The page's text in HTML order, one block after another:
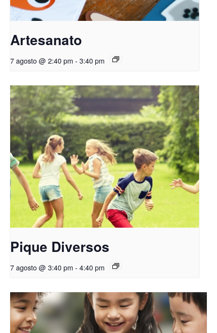
Artesanato
7 agosto @ 2:40 pm - 3:40 pm
Pique Diversos
7 agosto @ 3:40 pm - 4:40 pm